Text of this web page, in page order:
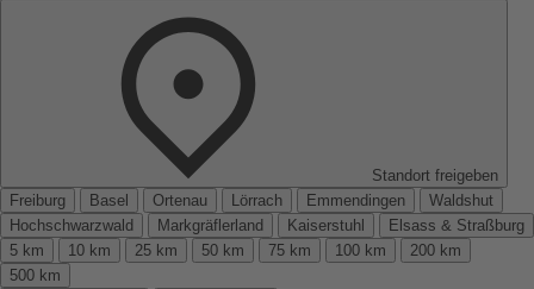
Standort freigeben
Freiburg
Basel Ortenau Lörrach Emmendingen
Waldshut
Hochschwarzwald
Markgräflerland Kaiserstuhl
Elsass & Straßburg
5 km
10 km 25 km 50 km 75 km 100 km
200 km
500 km